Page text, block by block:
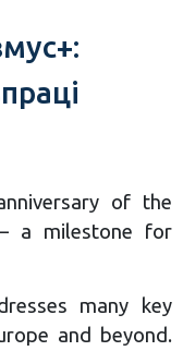
of the
a milestone for
many key
and beyond.